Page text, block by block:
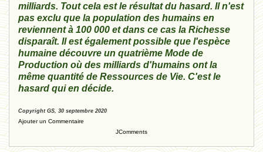
milliards. Tout cela est le résultat du hasard. Il n'est
pas exclu que la population des humains en
reviennent à 100 000 et dans ce cas la Richesse
disparaît. Il est également possible que l'espèce
humaine découvre un quatrième Mode de
Production où des milliards d'humains ont la
même quantité de Ressources de Vie. C'est le
hasard qui en décide.
Copyright GS, 30 septembre 2020
Ajouter un Commentaire
JComments